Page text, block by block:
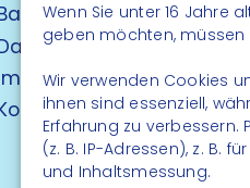
Wenn Sie unter 16 Jahre
geben möchten, müssen
Wir verwenden Cookies
ihnen sind essenziell,
Erfahrung zu
(z. B. IP-Adressen), z. B.
und Inhaltsmessung.